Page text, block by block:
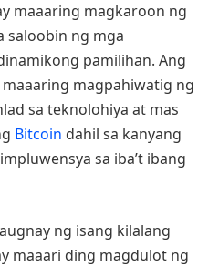
maaaring magkaroon ng
saloobin ng mga
pamilihan. Ang
magpahiwatig ng
sa teknolohiya at mas
Bitcoin dahil sa kanyang
sa iba’t ibang
ng isang kilalang
maaari ding magdulot ng